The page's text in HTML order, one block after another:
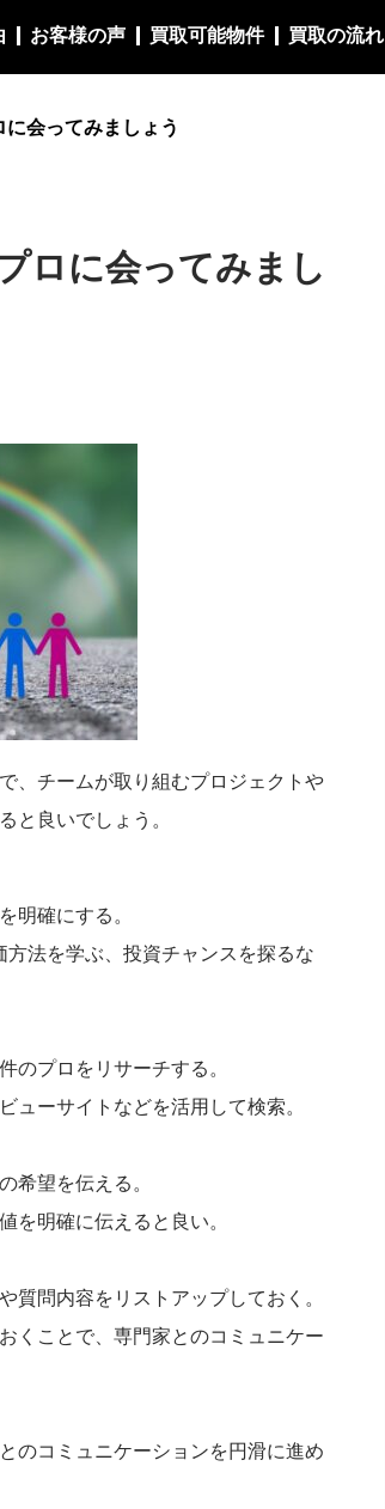
お客様の声 買取可能物件 買取の流れ
会ってみましょう
ロに会ってみまし
、チームが取り組むプロジェクトや
と良いでしょう。
明確にする。
法を学ぶ、投資チャンスを探るな
のプロをリサーチする。
ューサイトなどを活用して検索。
希望を伝える。
を明確に伝えると良い。
質問内容をリストアップしておく。
くことで、専門家とのコミュニケー
のコミュニケーションを円滑に進め